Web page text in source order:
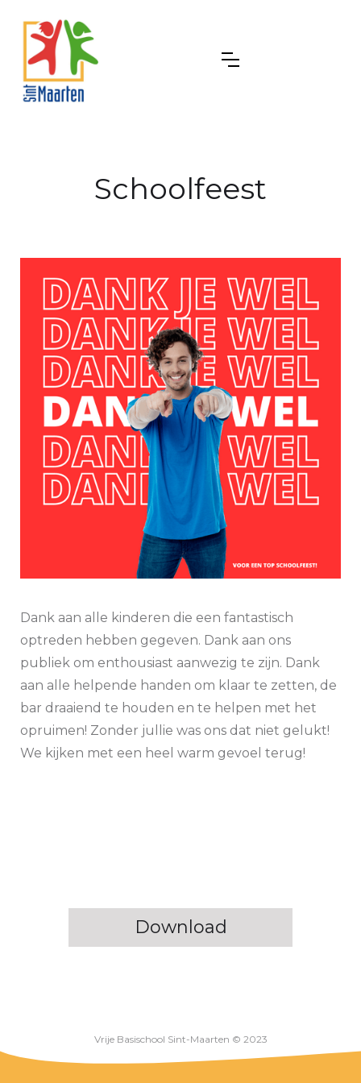
Schoolfeest
Dank aan alle kinderen die een fantastisch
optreden hebben gegeven. Dank aan ons
publiek om enthousiast aanwezig te zijn. Dank
aan alle helpende handen om klaar te zetten, de
bar draaiend te houden en te helpen met het
opruimen! Zonder jullie was ons dat niet gelukt!
We kijken met een heel warm gevoel terug!
Download
Vrije Basischool Sint-Maarten © 2023